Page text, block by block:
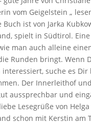
vom Geigelstein „
Buch ist von Jarka
spielt in Südtirol.
man auch alleine
Runden bringt. Wenn
interessiert, suche es Dir
Der Innerleithof
aussprechbar und
Lesegrüße von Helga
schon mit Kerstin am